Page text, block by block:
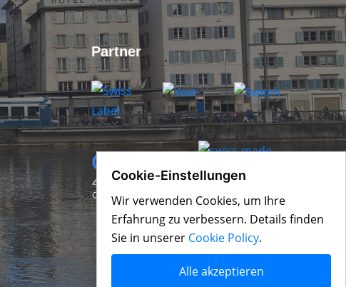
Partner
Cookie-Einstellungen
Wir verwenden Cookies, um Ihre
Erfahrung zu verbessern. Details finden
Sie in unserer Cookie Policy.
Alle akzeptieren